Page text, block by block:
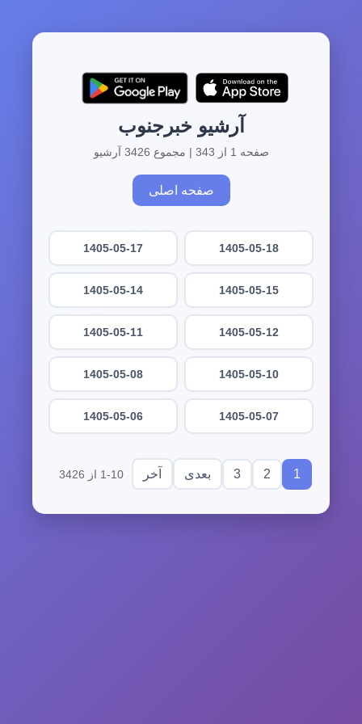
آرشیو خبرجنوب
صفحه 1 از 343 | مجموع 3426 آرشیو
صفحه اصلی
1405-05-18
1405-05-17
1405-05-15
1405-05-14
1405-05-12
1405-05-11
1405-05-10
1405-05-08
1405-05-07
1405-05-06
1
2
3 بعدی آخر 1-10 از 3426